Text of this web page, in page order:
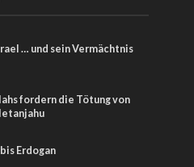
… und sein Vermächtnis
fordern die Tötung von
Erdogan